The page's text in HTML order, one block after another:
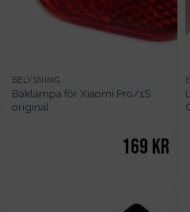
BELYSNING
Baklampa för Xiaomi Pro/1S
original
169 kr